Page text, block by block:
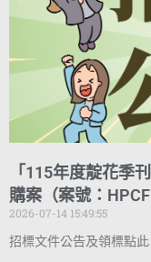
「115年度靛花季
購案（案號：
2026-07-14 15:49:55
招標文件公告及領標點此